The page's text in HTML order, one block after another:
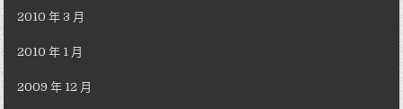
2010 年 3 月
2010 年 1 月
2009 年 12 月